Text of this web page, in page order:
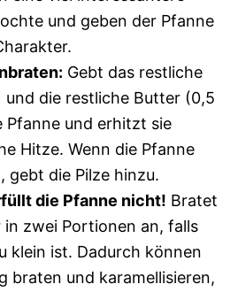
und geben der Pfanne
Gebt das restliche
und die restliche Butter (0,5
Pfanne und erhitzt sie
Hitze. Wenn die Pfanne
gebt die Pilze hinzu.
die Pfanne nicht! Bratet
in zwei Portionen an, falls
klein ist. Dadurch können
braten und karamellisieren,